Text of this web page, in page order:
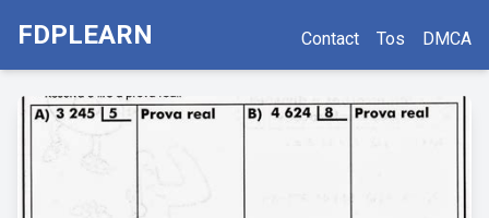
FDPLEARN Contact Tos DMCA